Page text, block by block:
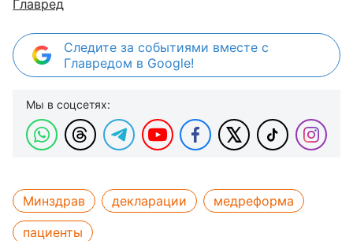
Главред
Следите за событиями вместе с
Главредом в Google!
Мы в соцсетях:
Минздрав декларации
медреформа
пациенты